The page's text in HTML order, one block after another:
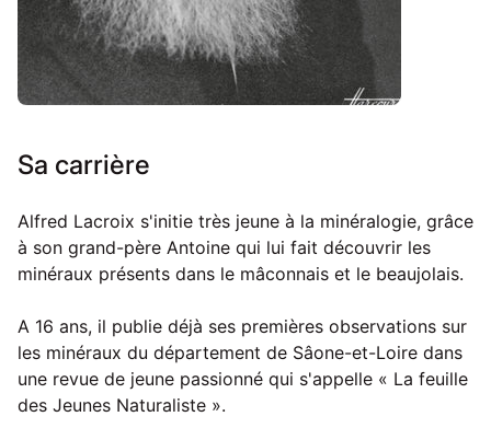
Sa carrière
Alfred Lacroix s'initie très jeune à la minéralogie, grâce
à son grand-père Antoine qui lui fait découvrir les
minéraux présents dans le mâconnais et le beaujolais.
A 16 ans, il publie déjà ses premières observations sur
les minéraux du département de Sâone-et-Loire dans
une revue de jeune passionné qui s'appelle « La feuille
des Jeunes Naturaliste ».